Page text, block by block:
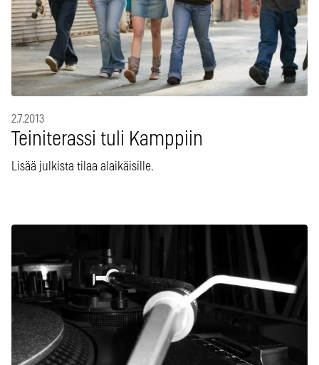
2.7.2013
Teiniterassi tuli Kamppiin
Lisää julkista tilaa alaikäisille.